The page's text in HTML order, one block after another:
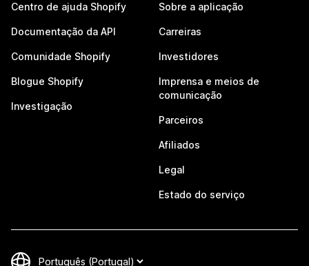
Centro de ajuda Shopify
Documentação da API
Comunidade Shopify
Blogue Shopify
Investigação
Sobre a aplicação
Carreiras
Investidores
Imprensa e meios de
comunicação
Parceiros
Afiliados
Legal
Estado do serviço